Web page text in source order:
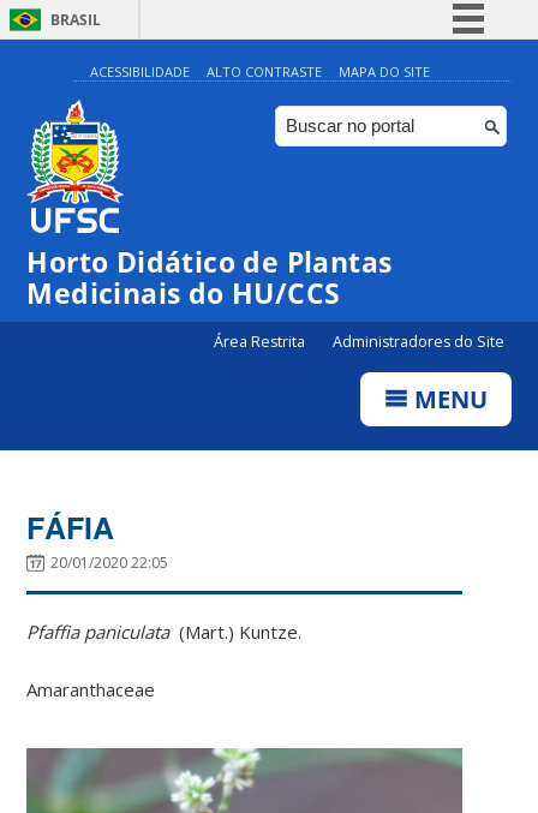
BRASIL
Simplifique!
Comunica BR
Participe
Canais
ACESSIBILIDADE ALTO CONTRASTE MAPA DO SITE
Horto Didático de Plantas
Medicinais do HU/CCS
Área Restrita Administradores do Site
MENU
FÁFIA
20/01/2020 22:05
Pfaffia paniculata(Mart.) Kuntze.
Amaranthaceae